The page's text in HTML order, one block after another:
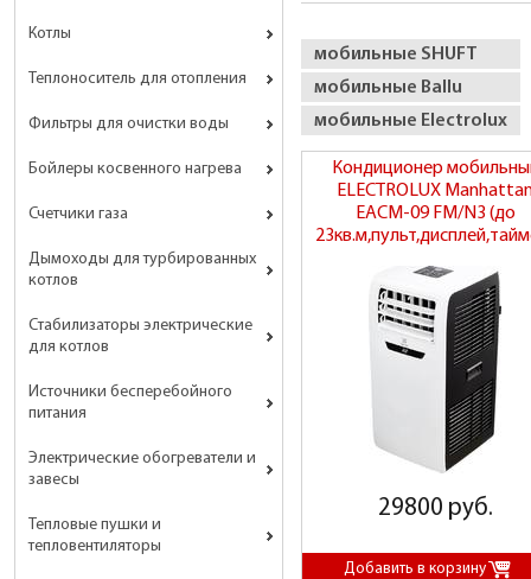
Котлы
Теплоноситель для отопления
Фильтры для очистки воды
Бойлеры косвенного нагрева
Счетчики газа
Дымоходы для турбированных
котлов
Стабилизаторы электрические
для котлов
Источники бесперебойного
питания
Электрические обогреватели и
завесы
Тепловые пушки и
тепловентиляторы
мобильные SHUFT
мобильные Ballu
мобильные Electrolux
Кондиционер
ELECTROLUX
EACM-09 FM/N3 (до
29800 руб.